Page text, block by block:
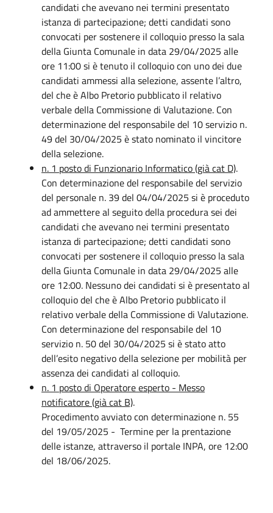
candidati che avevano nei termini presentato
istanza di partecipazione; detti candidati sono
convocati per sostenere il colloquio presso la sala
della Giunta Comunale in data 29/04/2025 alle
ore 11:00 si è tenuto il colloquio con uno dei due
candidati ammessi alla selezione, assente l’altro,
del che è Albo Pretorio pubblicato il relativo
verbale della Commissione di Valutazione. Con
determinazione del responsabile del 10 servizio n.
49 del 30/04/2025 è stato nominato il vincitore
della selezione.
n. 1 posto di Funzionario Informatico (già cat D).
Con determinazione del responsabile del servizio
del personale n. 39 del 04/04/2025 si è proceduto
ad ammettere al seguito della procedura sei dei
candidati che avevano nei termini presentato
istanza di partecipazione; detti candidati sono
convocati per sostenere il colloquio presso la sala
della Giunta Comunale in data 29/04/2025 alle
ore 12:00. Nessuno dei candidati si è presentato al
colloquio del che è Albo Pretorio pubblicato il
relativo verbale della Commissione di Valutazione.
Con determinazione del responsabile del 10
servizio n. 50 del 30/04/2025 si è stato atto
dell’esito negativo della selezione per mobilità per
assenza dei candidati al colloquio.
n. 1 posto di Operatore esperto - Messo
notificatore (già cat B).
Procedimento avviato con determinazione n. 55
del 19/05/2025 - Termine per la prentazione
delle istanze, attraverso il portale INPA, ore 12:00
del 18/06/2025.